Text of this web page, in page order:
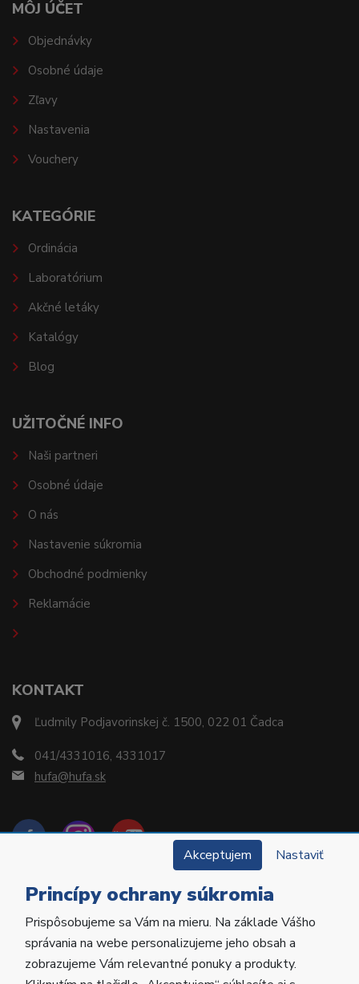
KONTAKT
Ľudmily Podjavorinskej č. 1500, 022 01 Čadca
041/4331016, 4331017
hufa@hufa.sk
MÔJ ÚČET
Objednávky
Osobné údaje
Zľavy
Nastavenia
Vouchery
KATEGÓRIE
Ordinácia
Laboratórium
Akčné letáky
Katalógy
Blog
UŽITOČNÉ INFO
Naši partneri
Osobné údaje
O nás
Nastavenie súkromia
Obchodné podmienky
Reklamácie
Copyright © 2022 Hu-Fa Dental a.s. Všetky práva
vyhradené.
Akceptujem Nastaviť
Princípy ochrany súkromia
Prispôsobujeme sa Vám na mieru. Na základe Vášho
správania na webe personalizujeme jeho obsah a
zobrazujeme Vám relevantné ponuky a produkty.